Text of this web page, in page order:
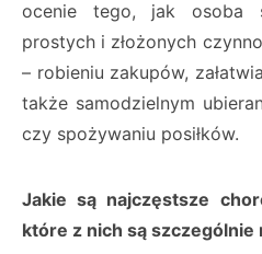
ocenie tego, jak osoba
prostych i złożonych
– robieniu zakupów,
także samodzielnym
czy spożywaniu posiłków.
Jakie są najczęstsze
które z nich są szczególnie